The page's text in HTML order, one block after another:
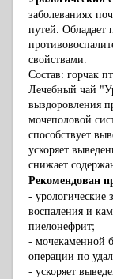
заболеваниях
путей.
свойствами.
Состав: горчак
Лечебный чай
выздоровления
мочеполовой
способствует
ускоряет
снижает
Рекомендован
- урологические
воспаления и
пиелонефрит;
- мочекаменной
операции по
- ускоряет